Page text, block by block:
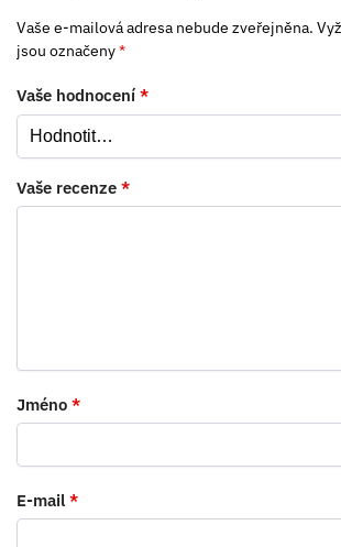
Vaše e-mailová adresa nebude zveřejněna.
jsou označeny*
Vaše hodnocení *
Vaše recenze *
Jméno *
E-mail *